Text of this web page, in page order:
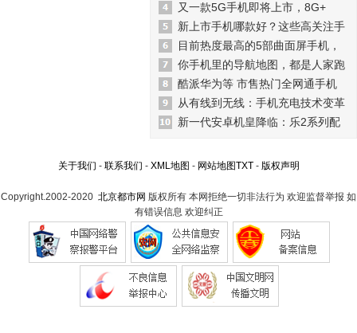
又一款5G手机即将上市，8G+
新上市手机哪款好？这些高关注手
目前热度最高的5部曲面屏手机，
你手机里的导航地图，都是人家跑
酷派华为等 市售热门全网通手机
从有线到无线：手机充电技术变革
新一代安卓机皇降临：乐2系列配
关于我们 - 联系我们 - XML地图 - 网站地图TXT- 版权声明
Copyright.2002-2020 北京都市网 版权所有 本网拒绝一切非法行为 欢迎监督举报 如
有错误信息 欢迎纠正